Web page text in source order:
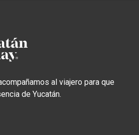
al viajero para que
de Yucatán.